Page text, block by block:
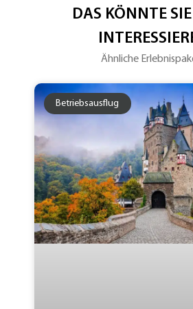
DAS KÖNNTE
Ähnliche
Betriebsausflug